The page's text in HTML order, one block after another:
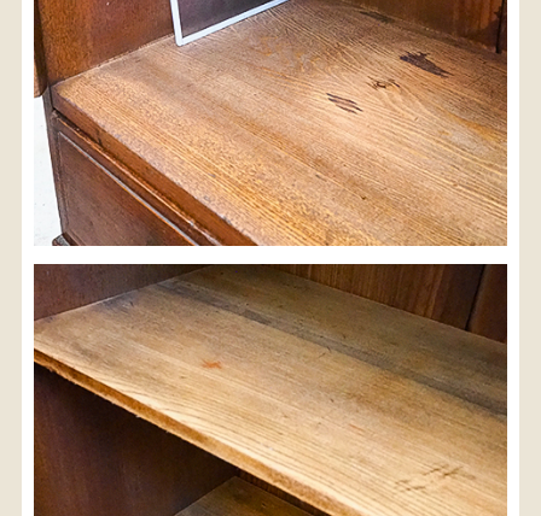
検索
人気の検索キーワード
2678 2729 b2770 水屋箪笥